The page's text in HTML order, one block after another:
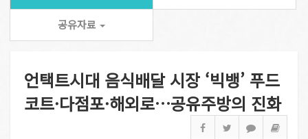
공유자료
언택트시대 음식배달 시장 ‘빅뱅’ 푸드
코트·다점포·해외로…공유주방의 진화